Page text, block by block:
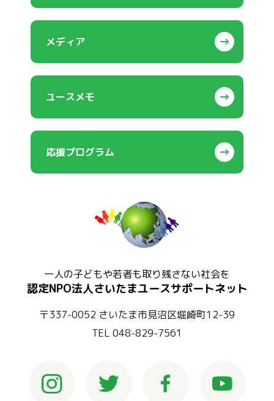
メディア
ユースメモ
応援プログラム
一人の子どもや若者も取り残さない社会を
認定NPO法人さいたまユースサポートネット
〒337-0052 さいたま市見沼区堀崎町12-39
TEL 048-829-7561